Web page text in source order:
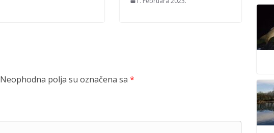
Neophodna polja su označena sa *